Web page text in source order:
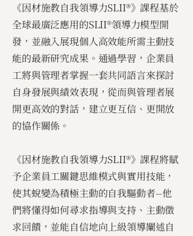
《因材施教自我領導力SLII®》課程基於
全球最廣泛應用的SLII®領導力模型開
發，並融入展現個人高效能所需主動技
能的最新研究成果。通過學習，企業員
工將與管理者掌握一套共同語言來探討
自身發展與績效表現，從而與管理者展
開更高效的對話，建立更互信、更開放
的協作關係。
《因材施教自我領導力SLII®》課程將賦
予企業員工關鍵思維模式與實用技能，
使其蛻變為積極主動的自我驅動者--他
們將懂得如何尋求指導與支持、主動徵
求回饋，並能自信地向上級領導闡述自